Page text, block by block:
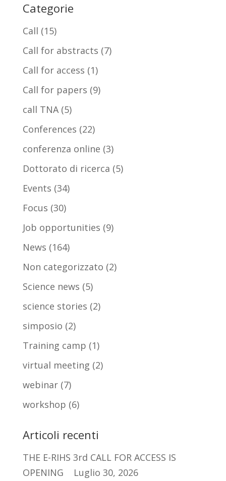
Categorie
Call (15)
Call for abstracts (7)
Call for access (1)
Call for papers (9)
call TNA(5)
Conferences (22)
conferenza online (3)
Dottorato di ricerca (5)
Events (34)
Focus (30)
Job opportunities (9)
News (164)
Non categorizzato (2)
Science news (5)
science stories (2)
simposio (2)
Training camp (1)
virtual meeting (2)
webinar(7)
workshop (6)
Articoli recenti
THE E-RIHS 3rd CALL FOR ACCESS IS
OPENING
Luglio 30, 2026